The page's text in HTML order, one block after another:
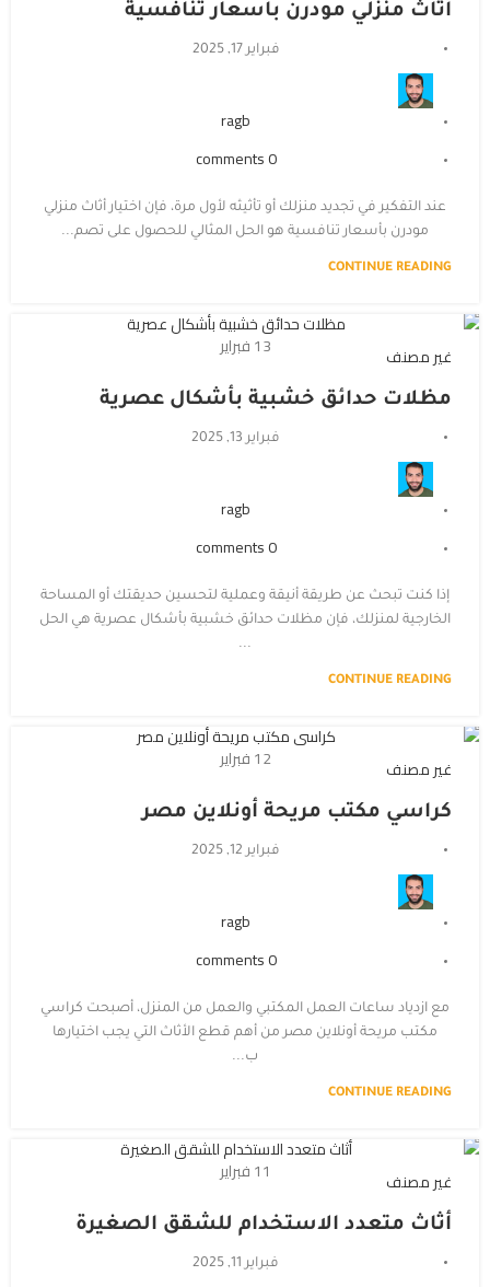
أثاث منزلي مودرن بأسعار تنافسية
فبراير 17, 2025
ragb
0
comments
عند التفكير في تجديد منزلك أو تأثيثه لأول مرة، فإن اختيار أثاث منزلي
مودرن بأسعار تنافسية هو الحل المثالي للحصول على تصم...
CONTINUE READING
13فبراير غير مصنف
مظلات حدائق خشبية بأشكال عصرية
فبراير 13, 2025
ragb
0
comments
إذا كنت تبحث عن طريقة أنيقة وعملية لتحسين حديقتك أو المساحة
الخارجية لمنزلك، فإن مظلات حدائق خشبية بأشكال عصرية هي الحل
...
CONTINUE READING
12فبراير غير مصنف
كراسي مكتب مريحة أونلاين مصر
فبراير 12, 2025
ragb
0
comments
مع ازدياد ساعات العمل المكتبي والعمل من المنزل، أصبحت كراسي
مكتب مريحة أونلاين مصر من أهم قطع الأثاث التي يجب اختيارها
ب...
CONTINUE READING
11فبراير غير مصنف
أثاث متعدد الاستخدام للشقق الصغيرة
فبراير 11, 2025